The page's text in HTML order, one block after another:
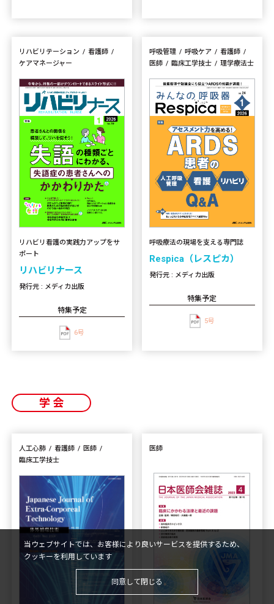
リハビリテーション
看護師
ケアマネージャー
リハビリ看護の実践力アップをサ
ポート
リハビリナース
発行元 : メディカ出版
特集予定
6号
呼吸管理 呼吸ケア
看護師
医師
臨床工学技士 理学療法士
呼吸療法の現場を支える専門誌
Respica（レスピカ）
発行元 : メディカ出版
特集予定
5号
学会
人工心肺 看護師
医師
臨床工学技士
医師
当ウェブサイトでは、お客様により良いサービスを提供するため、
クッキーを利用しています
同意して閉じる